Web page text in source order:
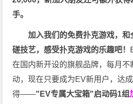
手。
加入我们的免费扑克游戏，
磋技艺，感受扑克游戏的乐趣吧！
在国内新开设的旗舰品牌，每月不
动，现在只要成为EV新用户，达
得——"EV专属大宝箱"启动码1组